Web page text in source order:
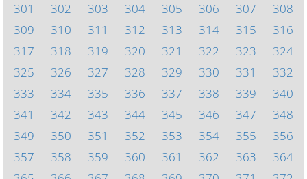
301
302 303 304 305 306 307
308
309
310 311 312 313 314 315
316
317
318 319 320 321 322 323
324
325
326 327 328 329 330 331
332
333
334 335 336 337 338 339
340
341
342 343 344 345 346 347
348
349
350 351 352 353 354 355
356
357
358 359 360 361 362 363
364